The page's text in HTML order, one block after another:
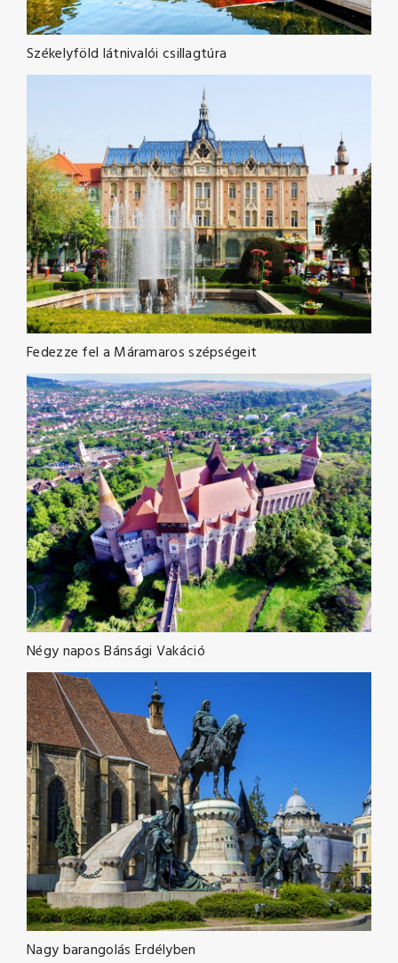
Székelyföld látnivalói csillagtúra
Fedezze fel a Máramaros szépségeit
Négy napos Bánsági Vakáció
Nagy barangolás Erdélyben